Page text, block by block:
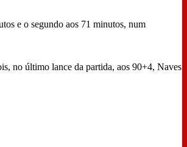
e o segundo aos 71 minutos, num
no último lance da partida, aos 90+4, Naves